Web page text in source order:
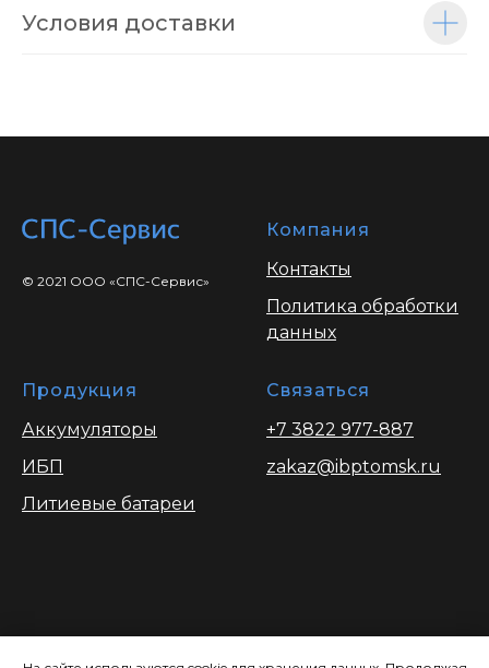
Условия доставки
© 2021 ООО «СПС-Сервис»
Компания
Контакты
Политика обработки
данных
Продукция
Аккумуляторы
ИБП
Литиевые батареи
Связаться
+7 3822 977-887
zakaz@ibptomsk.ru